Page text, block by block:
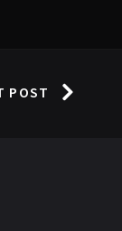
POST